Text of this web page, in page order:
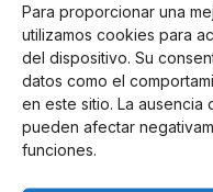
Para proporcionar una
utilizamos cookies para
del dispositivo. Su
datos como el
en este sitio. La ausencia
pueden afectar
funciones.
B , antes de ser
Ibiza-Eivissa . En
un año, y al finalizar la
SCR Peña Deportiva.
Tras un breve paso por